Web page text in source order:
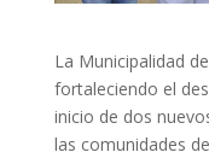
La Municipalidad
fortaleciendo el
inicio de dos
las comunidades